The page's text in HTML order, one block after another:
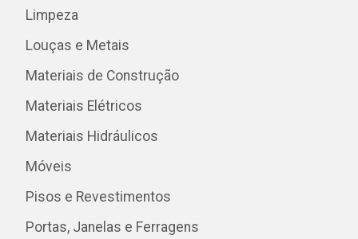
Limpeza
Louças e Metais
Materiais de Construção
Materiais Elétricos
Materiais Hidráulicos
Móveis
Pisos e Revestimentos
Portas, Janelas e Ferragens